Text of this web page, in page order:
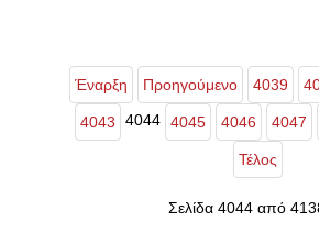
Έναρξη Προηγούμενο 4039
4043 4044 4045 4046 4047
Τέλος
Σελίδα 4044 από